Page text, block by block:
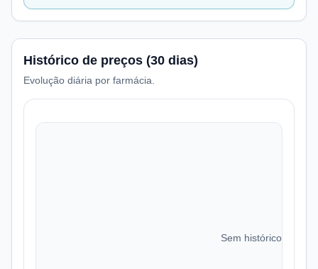
Histórico de preços (30 dias)
Evolução diária por farmácia.
Sem histórico de